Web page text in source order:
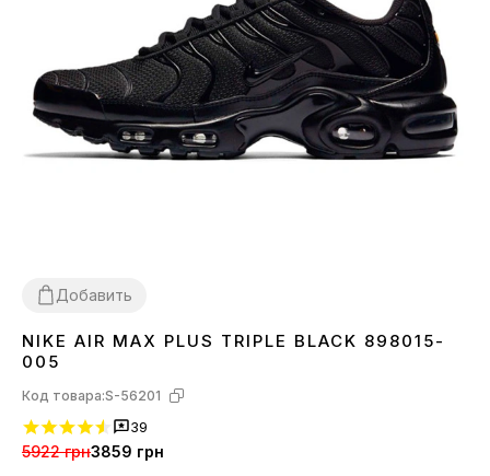
Добавить
3637 38 39 404142 434445
NIKE AIR MAX PLUS TRIPLE BLACK 898015-
005
Код товара:S-56201
39
5922 грн3859 грн